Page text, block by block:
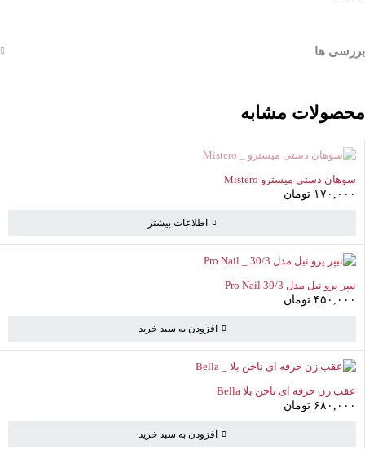
بررسی ها
محصولات مشابه
سوهان دستی میسترو Mistero
۱۷۰,۰۰۰ تومان
اطلاعات بیشتر
نیپر پرو نیل مدل 30/3 Pro Nail
۴۵۰,۰۰۰ تومان
افزودن به سبد خرید
عقب زن حرفه ای ناخن بلا Bella
۶۸۰,۰۰۰ تومان
افزودن به سبد خرید
سبد خرید(0 موارد)
سبد خرید خالی است